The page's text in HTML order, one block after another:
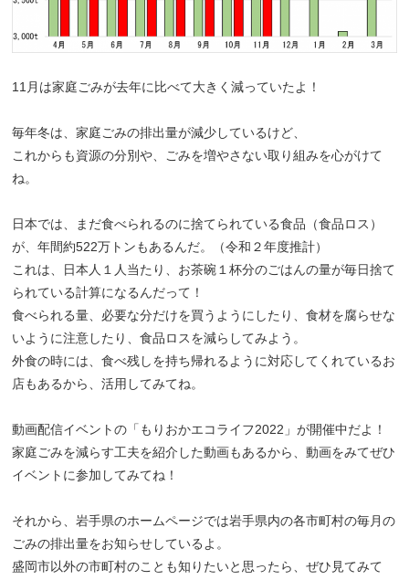
11月は家庭ごみが去年に比べて大きく減っていたよ！
毎年冬は、家庭ごみの排出量が減少しているけど、
これからも資源の分別や、ごみを増やさない取り組みを心がけて
ね。
日本では、まだ食べられるのに捨てられている食品（食品ロス）
が、年間約522万トンもあるんだ。（令和２年度推計）
これは、日本人１人当たり、お茶碗１杯分のごはんの量が毎日捨て
られている計算になるんだって！
食べられる量、必要な分だけを買うようにしたり、食材を腐らせな
いように注意したり、食品ロスを減らしてみよう。
外食の時には、食べ残しを持ち帰れるように対応してくれているお
店もあるから、活用してみてね。
動画配信イベントの「もりおかエコライフ2022」が開催中だよ！
家庭ごみを減らす工夫を紹介した動画もあるから、動画をみてぜひ
イベントに参加してみてね！
それから、岩手県のホームページでは岩手県内の各市町村の毎月の
ごみの排出量をお知らせしているよ。
盛岡市以外の市町村のことも知りたいと思ったら、ぜひ見てみて